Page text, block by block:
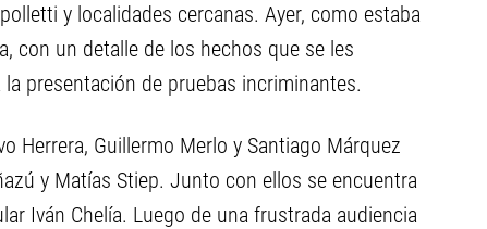
y localidades cercanas. Ayer, como estaba
con un detalle de los hechos que se les
presentación de pruebas incriminantes.
Herrera, Guillermo Merlo y Santiago Márquez
y Matías Stiep. Junto con ellos se encuentra
Iván Chelía. Luego de una frustrada audiencia